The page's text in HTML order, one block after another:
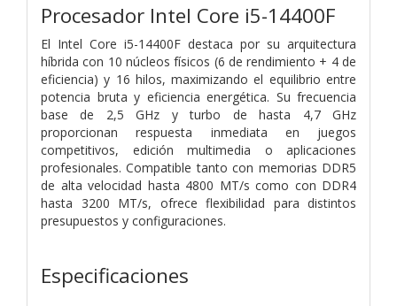
Procesador Intel Core i5-14400F
El Intel Core i5-14400F destaca por su arquitectura
híbrida con 10 núcleos físicos (6 de rendimiento + 4 de
eficiencia) y 16 hilos, maximizando el equilibrio entre
potencia bruta y eficiencia energética. Su frecuencia
base de 2,5 GHz y turbo de hasta 4,7 GHz
proporcionan respuesta inmediata en juegos
competitivos, edición multimedia o aplicaciones
profesionales. Compatible tanto con memorias DDR5
de alta velocidad hasta 4800 MT/s como con DDR4
hasta 3200 MT/s, ofrece flexibilidad para distintos
presupuestos y configuraciones.
Especificaciones